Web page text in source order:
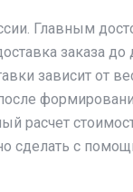
Главным
заказа до
зависит от
расчет
сделать с